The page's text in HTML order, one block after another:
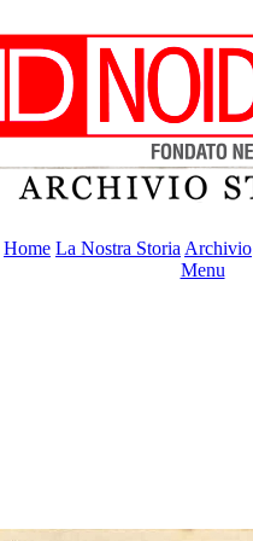
Home La Nostra Storia Archivio
Menu